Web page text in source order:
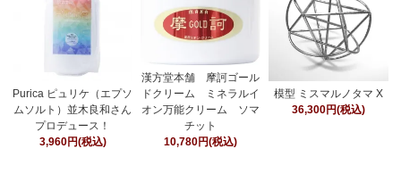
Purica ピュリケ（エプソ
ムソルト）並木良和さん
プロデュース！
3,960円(税込)
漢方堂本舗 摩訶ゴール
ドクリーム ミネラルイ
オン万能クリーム ソマ
チット
10,780円(税込)
模型 ミスマルノタマ X
36,300円(税込)